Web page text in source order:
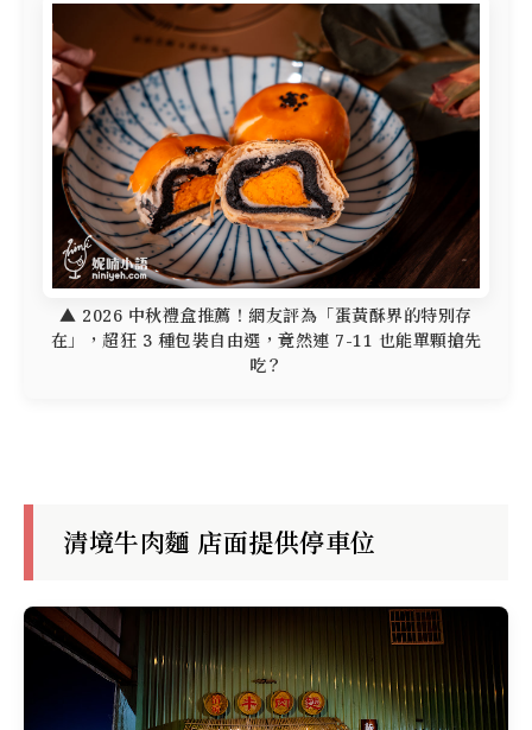
▲ 2026 中秋禮盒推薦！網友評為「蛋黃酥界的特別存
在」，超狂 3 種包裝自由選，竟然連 7-11 也能單顆搶先
吃？
清境牛肉麵 店面提供停車位